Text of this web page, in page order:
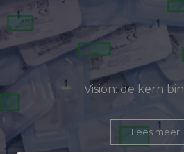
Vision: de kern
Lees meer